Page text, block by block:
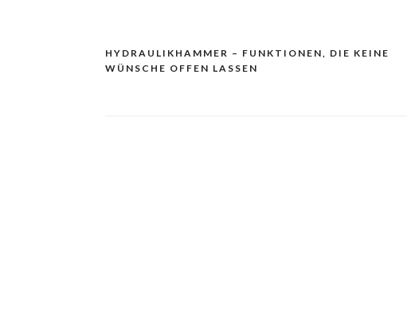
Navigacija
HYDRAULIKHAMMER – FUNKTIONEN, DIE KEINE
WÜNSCHE OFFEN LASSEN